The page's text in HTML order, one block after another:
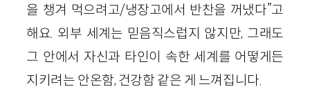
을 챙겨 먹으려고/냉장고에서 반찬을 꺼냈다”고
해요. 외부 세계는 믿음직스럽지 않지만, 그래도
그 안에서 자신과 타인이 속한 세계를 어떻게든
지키려는 안온함, 건강함 같은 게 느껴집니다.